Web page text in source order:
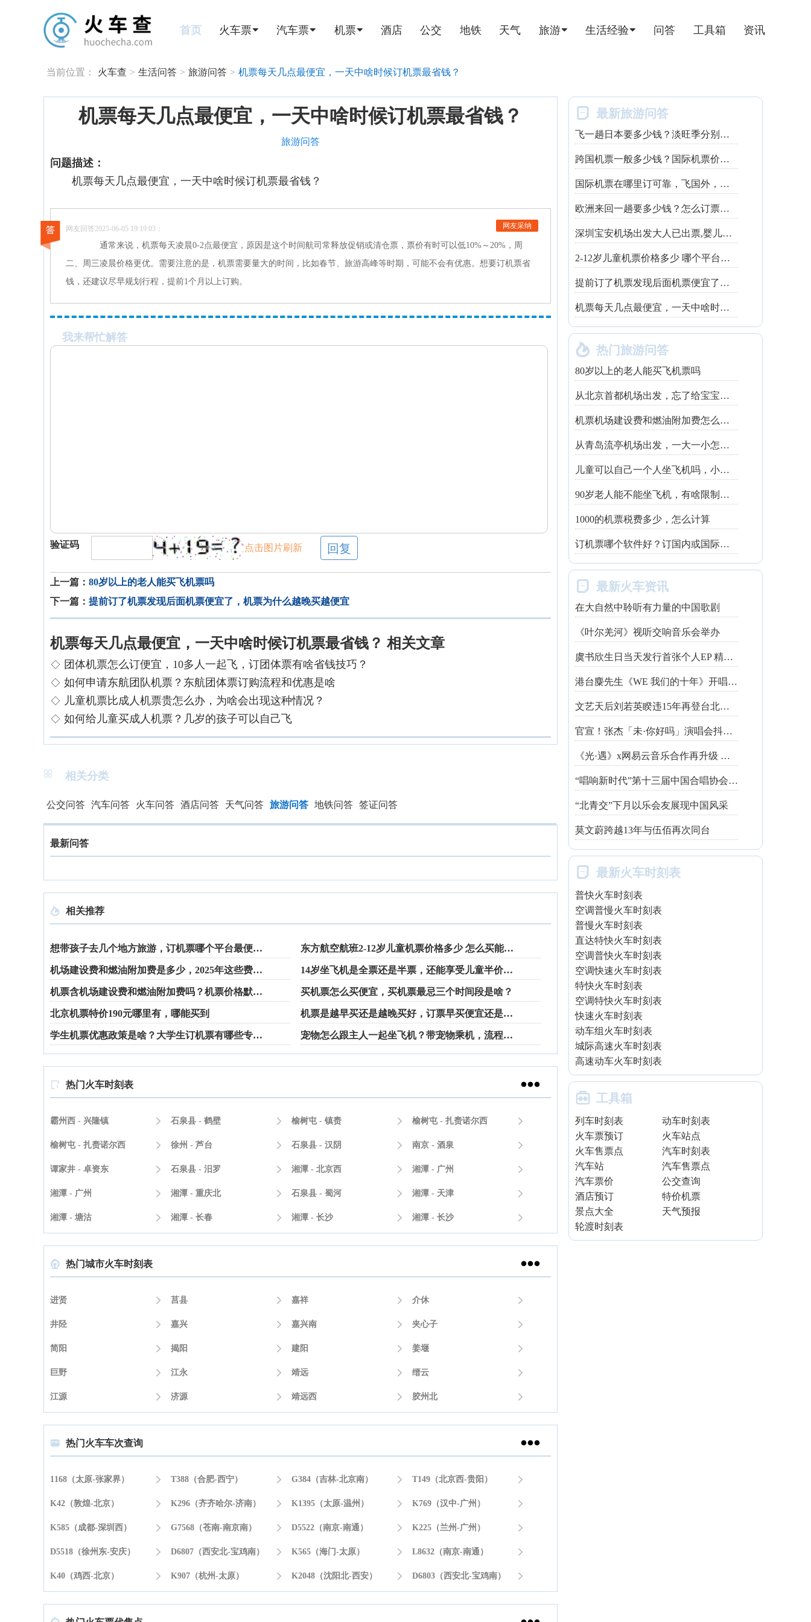
首页 火车票 汽车票 机票 酒店 公交 地铁 天气 旅游 生活经验 问答 工具箱 资讯
当前位置： 火车查 > 生活问答 > 旅游问答 > 机票每天几点最便宜，一天中啥时候订机票最省钱？
机票每天几点最便宜，一天中啥时候订机票最省钱？
旅游问答
问题描述：
机票每天几点最便宜，一天中啥时候订机票最省钱？
网友回答2025-06-05 19:19:03： 网友采纳
通常来说，机票每天凌晨0-2点最便宜，原因是这个时间航司常释放促销或清仓票，票价有时可以低10%～20%，周
二、周三凌晨价格更优。需要注意的是，机票需要量大的时间，比如春节、旅游高峰等时期，可能不会有优惠。想要订机票省
钱，还建议尽早规划行程，提前1个月以上订购。
我来帮忙解答
验证码 点击图片刷新
上一篇： 80岁以上的老人能买飞机票吗
下一篇： 提前订了机票发现后面机票便宜了，机票为什么越晚买越便宜
机票每天几点最便宜，一天中啥时候订机票最省钱？ 相关文章
 团体机票怎么订便宜，10多人一起飞，订团体票有啥省钱技巧？
 如何申请东航团队机票？东航团体票订购流程和优惠是啥
 儿童机票比成人机票贵怎么办，为啥会出现这种情况？
 如何给儿童买成人机票？几岁的孩子可以自己飞
 相关分类
公交问答 汽车问答 火车问答 酒店问答 天气问答 旅游问答 地铁问答 签证问答
最新问答
 相关推荐
想带孩子去几个地方旅游，订机票哪个平台最便宜？ 东方航空航班2-12岁儿童机票价格多少 怎么买能打折
机场建设费和燃油附加费是多少，2025年这些费用标准是啥 14岁坐飞机是全票还是半票，还能享受儿童半价折扣吗？
机票含机场建设费和燃油附加费吗？机票价格默认包括这些费用吗 买机票怎么买便宜，买机票最忌三个时间段是啥？
北京机票特价190元哪里有，哪能买到 机票是越早买还是越晚买好，订票早买便宜还是晚买划算？
学生机票优惠政策是啥？大学生订机票有哪些专属优惠 宠物怎么跟主人一起坐飞机？带宠物乘机，流程和要求有哪些
 热门火车时刻表 
霸州西 - 兴隆镇  石泉县 - 鹤壁  榆树屯 - 镇赉  榆树屯 - 扎赉诺尔西 
榆树屯 - 扎赉诺尔西  徐州 - 芦台  石泉县 - 汉阴  南京 - 酒泉 
谭家井 - 卓资东  石泉县 - 汨罗  湘潭 - 北京西  湘潭 - 广州 
湘潭 - 广州  湘潭 - 重庆北  石泉县 - 蜀河  湘潭 - 天津 
湘潭 - 塘沽  湘潭 - 长春  湘潭 - 长沙  湘潭 - 长沙 
 热门城市火车时刻表 
进贤  莒县  嘉祥  介休 
井陉  嘉兴  嘉兴南  夹心子 
简阳  揭阳  建阳  姜堰 
巨野  江永  靖远  缙云 
江源  济源  靖远西  胶州北 
 热门火车车次查询 
1168（太原-张家界）  T388（合肥-西宁）  G384（吉林-北京南）  T149（北京西-贵阳） 
K42（敦煌-北京）  K296（齐齐哈尔-济南）  K1395（太原-温州）  K769（汉中-广州） 
K585（成都-深圳西）  G7568（苍南-南京南）  D5522（南京-南通）  K225（兰州-广州） 
D5518（徐州东-安庆）  D6807（西安北-宝鸡南）  K565（海门-太原）  L8632（南京-南通） 
K40（鸡西-北京）  K907（杭州-太原）  K2048（沈阳北-西安）  D6803（西安北-宝鸡南） 
 最新旅游问答
飞一趟日本要多少钱？淡旺季分别是什么时间
跨国机票一般多少钱？国际机票价格范围是多少，咋订便宜
国际机票在哪里订可靠，飞国外，哪个平台或官网订票最放心？
欧洲来回一趟要多少钱？怎么订票省钱
深圳宝安机场出发大人已出票,婴儿机票怎么买？
2-12岁儿童机票价格多少 哪个平台有折扣
提前订了机票发现后面机票便宜了，机票为什么越晚买越便宜
机票每天几点最便宜，一天中啥时候订机票最省钱？
 热门旅游问答
80岁以上的老人能买飞机票吗
从北京首都机场出发，忘了给宝宝买票，婴儿票需要去机场补吗
机票机场建设费和燃油附加费怎么算，最新规定是什么
从青岛流亭机场出发，一大一小怎么买机票？订票流程是什么
儿童可以自己一个人坐飞机吗，小孩独自飞，有啥规定和流程？
90岁老人能不能坐飞机，有啥限制或者规定吗
1000的机票税费多少，怎么计算
订机票哪个软件好？订国内或国际机票，哪个app用起来便宜省心
 最新火车资讯
在大自然中聆听有力量的中国歌剧
《叶尔羌河》视听交响音乐会举办
虞书欣生日当天发行首张个人EP 精心制作诚意满满
港台麋先生《WE 我们的十年》开唱最后倒数 惊喜释出10周年纪念单曲宠粉
文艺天后刘若英睽违15年再登台北跨年 飙金嗓演唱经典招牌歌掀回忆杀
官宣！张杰「未·你好吗」演唱会抖音治愈开唱
《光·遇》x网易云音乐合作再升级 探索跨领域社交新体验
“唱响新时代”第十三届中国合唱协会魅力校园合唱展演开幕
“北青交”下月以乐会友展现中国风采
莫文蔚跨越13年与伍佰再次同台
 最新火车时刻表
普快火车时刻表
空调普慢火车时刻表
普慢火车时刻表
直达特快火车时刻表
空调普快火车时刻表
空调快速火车时刻表
特快火车时刻表
空调特快火车时刻表
快速火车时刻表
动车组火车时刻表
城际高速火车时刻表
高速动车火车时刻表
 工具箱
列车时刻表
动车时刻表
火车票预订
火车站点
火车售票点
汽车时刻表
汽车站
汽车售票点
汽车票价
公交查询
酒店预订
特价机票
景点大全
天气预报
轮渡时刻表